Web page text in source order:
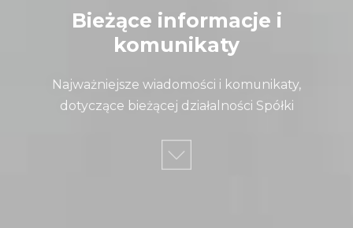
Bieżące informacje i
komunikaty
Najważniejsze wiadomości i komunikaty,
dotyczące bieżącej działalności Spółki